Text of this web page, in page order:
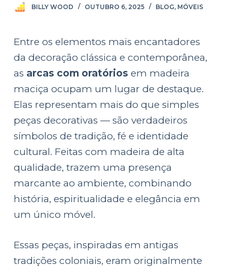
o
n
e
ú
d
o
BILLY WOOD OUTUBRO 6, 2025 BLOG, MÓVEIS
Entre os elementos mais encantadores
da decoração clássica e contemporânea,
as arcas com oratórios em madeira
maciça ocupam um lugar de destaque.
Elas representam mais do que simples
peças decorativas — são verdadeiros
símbolos de tradição, fé e identidade
cultural. Feitas com madeira de alta
qualidade, trazem uma presença
marcante ao ambiente, combinando
história, espiritualidade e elegância em
um único móvel.
Essas peças, inspiradas em antigas
tradições coloniais, eram originalmente